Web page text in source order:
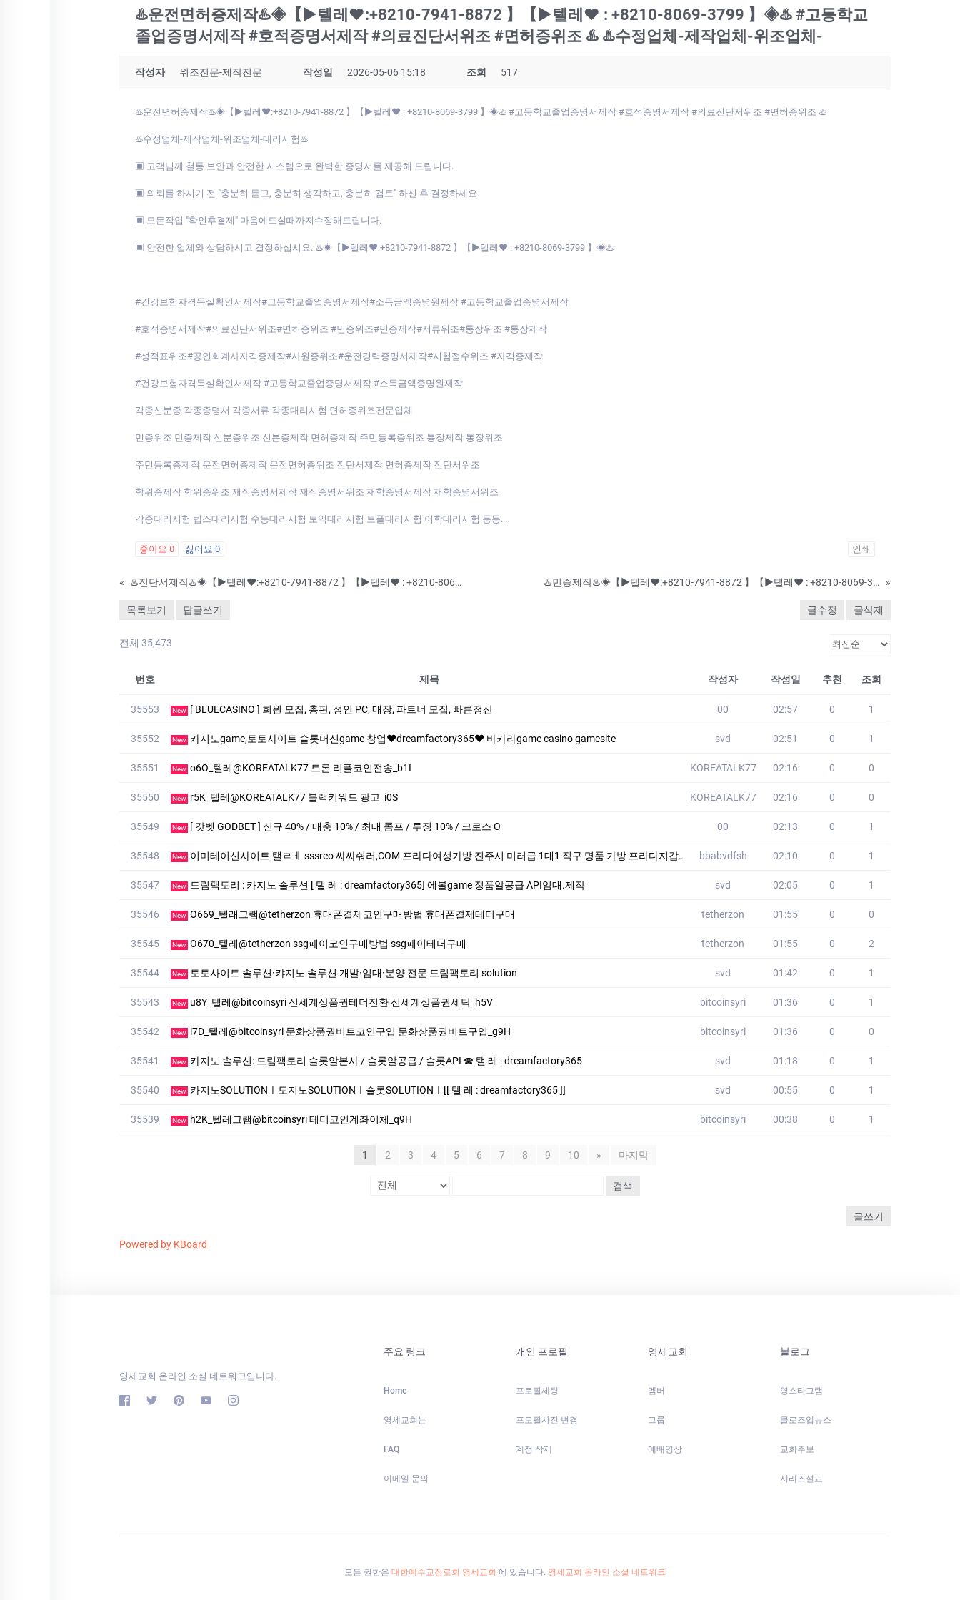
♨️운전면허증제작♨️◈【▶텔레♥:+8210-7941-8872 】【▶텔레♥ : +8210-8069-3799 】◈♨️ #고등학교
졸업증명서제작 #호적증명서제작 #의료진단서위조 #면허증위조 ♨️ ♨️수정업체-제작업체-위조업체-
작성자 위조전문-제작전문 작성일 2026-05-06 15:18 조회 517
♨️운전면허증제작♨️◈【▶텔레♥:+8210-7941-8872 】【▶텔레♥ : +8210-8069-3799 】◈♨️ #고등학교졸업증명서제작 #호적증명서제작 #의료진단서위조 #면허증위조 ♨️
♨️수정업체-제작업체-위조업체-대리시험♨️
▣ 고객님께 철통 보안과 안전한 시스템으로 완벽한 증명서를 제공해 드립니다.
▣ 의뢰를 하시기 전 "충분히 듣고, 충분히 생각하고, 충분히 검토" 하신 후 결정하세요.
▣ 모든작업 "확인후결제" 마음에드실때까지수정해드립니다.
▣ 안전한 업체와 상담하시고 결정하십시요. ♨️◈【▶텔레♥:+8210-7941-8872 】【▶텔레♥ : +8210-8069-3799 】◈♨️
#건강보험자격득실확인서제작#고등학교졸업증명서제작#소득금액증명원제작 #고등학교졸업증명서제작
#호적증명서제작#의료진단서위조#면허증위조 #민증위조#민증제작#서류위조#통장위조 #통장제작
#성적표위조#공인회계사자격증제작#사원증위조#운전경력증명서제작#시험점수위조 #자격증제작
#건강보험자격득실확인서제작 #고등학교졸업증명서제작 #소득금액증명원제작
각종신분증 각종증명서 각종서류 각종대리시험 면허증위조전문업체
민증위조 민증제작 신분증위조 신분증제작 면허증제작 주민등록증위조 통장제작 통장위조
주민등록증제작 운전면허증제작 운전면허증위조 진단서제작 면허증제작 진단서위조
학위증제작 학위증위조 재직증명서제작 재직증명서위조 재학증명서제작 재학증명서위조
각종대리시험 텝스대리시험 수능대리시험 토익대리시험 토플대리시험 어학대리시험 등등...
좋아요 0 싫어요 0 인쇄
« ♨️진단서제작♨️◈【▶텔레♥:+8210-7941-8872 】【▶텔레♥ : +8210-8069-3799 】◈♨️ #건강보험자격득실확인서제작 #고등학교졸업증명서제작 #소득금액증명원제작 ♨️ ♨️수정업체-제작업체-위조업체-대 ♨️민증제작♨️◈【▶텔레♥:+8210-7941-8872 】【▶텔레♥ : +8210-8069-3799 】◈♨️ #민증위조 #민증제작 #서류위조 #성적표위조 #공인회계사자격증제작 ♨️ ♨️수정업체-제작업체-위조업체-대리시험 »
목록보기 답글쓰기 글수정 글삭제
전체 35,473
번호 제목 작성자 작성일 추천 조회
35553 New [ BLUECASINO ] 회원 모집, 총판, 성인 PC, 매장, 파트너 모집, 빠른정산 00 02:57 0 1
35552 New 카­지노game,토­토사이트 슬­롯머­신game 창업❤dreamfactory365❤ 바­카라game casino gamesite svd 02:51 0 1
35551 New o6O_텔레@KOREATALK77 트론 리플코인전송_b1I KOREATALK77 02:16 0 0
35550 New r5K_텔레@KOREATALK77 블랙키워드 광고_i0S KOREATALK77 02:16 0 0
35549 New [ 갓벳 GODBET ] 신규 40% / 매충 10% / 최대 콤프 / 루징 10% / 크로스 O 00 02:13 0 1
35548 New 이미테이션사이트 탤ㄹㅔ sssreo 싸싸숴러,COM 프라다여성가방 진주시 미러급 1대1 직구 명품 가방 프라다지갑남자 명품가방매입 VHL bbabvdfsh 02:10 0 1
35547 New 드림팩토리 : 카­지노 솔­루션 [ 탤 레 : dreamfactory365] 에볼game 정품알공급 API임대.제작 svd 02:05 0 1
35546 New O669_텔래그램@tetherzon 휴대폰결제코인구매방법 휴대폰결제테더구매 tetherzon 01:55 0 0
35545 New O670_텔레@tetherzon ssg페이코인구매방법 ssg페이테더구매 tetherzon 01:55 0 2
35544 New 토­토사이트 솔루션·캬지노 솔루션 개발·임대·분양 전문 드림팩토리 solution svd 01:42 0 1
35543 New u8Y_텔레@bitcoinsyri 신세계상품권테더전환 신세계상품권세탁_h5V bitcoinsyri 01:36 0 1
35542 New i7D_텔레@bitcoinsyri 문화상품권비트코인구입 문화상품권비트구입_g9H bitcoinsyri 01:36 0 0
35541 New 카지노 솔루션: 드림팩토리 슬롯알본사 / 슬롯알공급 / 슬롯API ☎ 탤 레 : dreamfactory365 svd 01:18 0 1
35540 New 카­지노SOLUTIONㅣ토지노SOLUTIONㅣ슬롯SOLUTIONㅣ[[ 텔 레 : dreamfactory365 ]] svd 00:55 0 1
35539 New h2K_텔레그램@bitcoinsyri 테더코인계좌이체_q9H bitcoinsyri 00:38 0 1
1 2 3 4 5 6 7 8 9 10 » 마지막
검색
글쓰기
Powered by KBoard
영세교회 온라인 소셜 네트워크입니다.
주요 링크
Home
영세교회는
FAQ
이메일 문의
개인 프로필
프로필세팅
프로필사진 변경
계정 삭제
영세교회
멤버
그룹
예배영상
블로그
영스타그램
클로즈업뉴스
교회주보
시리즈설교
모든 권한은 대한예수교장로회 영세교회 에 있습니다. 영세교회 온라인 소셜 네트워크